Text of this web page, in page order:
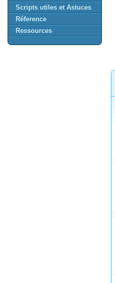
Scripts utiles et Astuces
Réference
Ressources